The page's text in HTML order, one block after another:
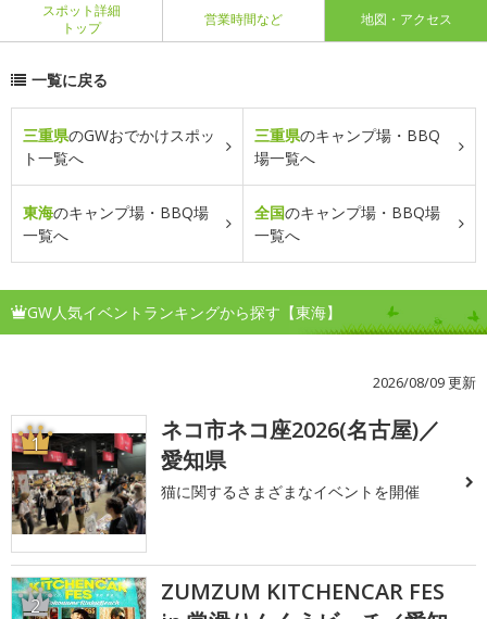
スポット詳細
トップ
営業時間など 地図・アクセス
一覧に戻る
三重県のGWおでかけスポッ
ト一覧へ
三重県のキャンプ場・BBQ
場一覧へ
東海のキャンプ場・BBQ場
一覧へ
全国のキャンプ場・BBQ場
一覧へ
GW人気イベントランキングから探す【東海】
2026/08/09 更新
1
ネコ市ネコ座2026(名古屋)／
愛知県
猫に関するさまざまなイベントを開催
2
ZUMZUM KITCHENCAR FES